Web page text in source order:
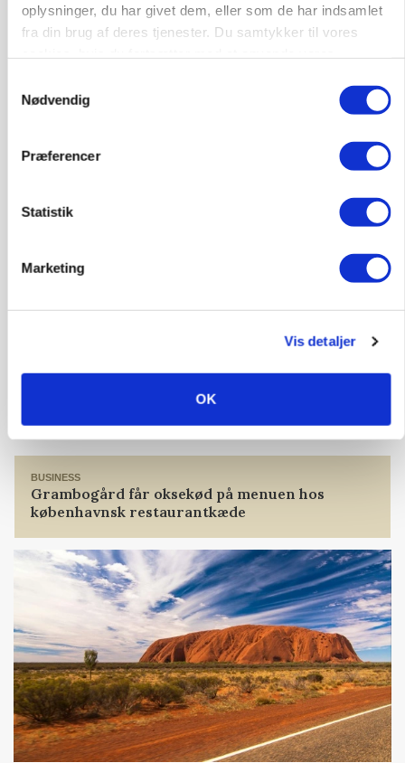
oplysninger, du har givet dem, eller som de har indsamlet
fra din brug af deres tjenester. Du samtykker til vores
Nødvendig
Præferencer
Statistik
Marketing
Vis detaljer
OK
Rådgiver om DB-Tjek: Små justeringer kan give
Annonce
Loading...
BUSINESS
Grambogård får oksekød på menuen hos
københavnsk restaurantkæde